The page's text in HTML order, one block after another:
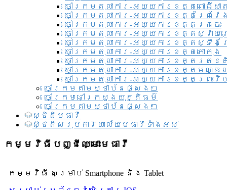
ចៅក្រមតុលាការ-អយ្យការខេត្តពោធិ៍សា
ចៅក្រមតុលាការ-អយ្យការខេត្តព្រៃវែ
ចៅក្រមតុលាការ-អយ្យការខេត្តក្រចេះ
ចៅក្រមតុលាការ-អយ្យការខេត្តស្វាយ
ចៅក្រមតុលាការ-អយ្យការខេត្តស្ទឹង
ចៅក្រមតុលាការ-អយ្យការខេត្តកោះកុង
ចៅក្រមតុលាការ-អយ្យការខេត្តរតន
ចៅក្រមតុលាការ-អយ្យការខេត្តមណ្
ចៅក្រមតុលាការ-អយ្យការខេត្តព្រះវិហ
ចៅក្រមតាមស្ថាប័នផ្សេងៗ
ចៅក្រមនៅក្រសួងយុត្តិធម៌
ចៅក្រមតាមស្ថាប័នផ្សេងៗ
ស្ថិតិមេធាវី
សិ្ថតិសរុបការិយាល័យមេធាវីទាំងអស់​
កម្មវិធីបញ្ជីឈ្មោះមេធាវី
កម្មវិធី សម្រាប់ Smartphone និង Tablet